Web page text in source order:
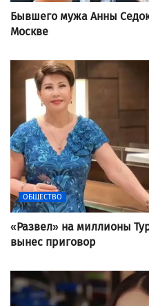
Бывшего мужа Анны
Москве
ОБЩЕСТВО
«Развел» на миллионы
вынес приговор